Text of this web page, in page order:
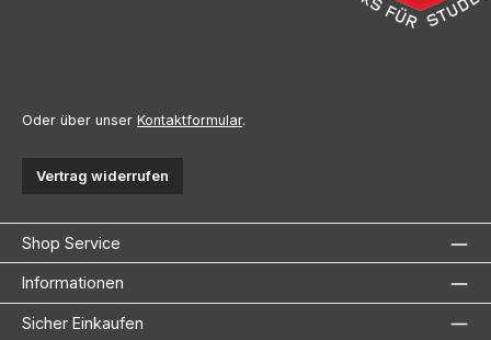
Oder über unser Kontaktformular.
Vertrag widerrufen
Shop Service
Informationen
Sicher Einkaufen